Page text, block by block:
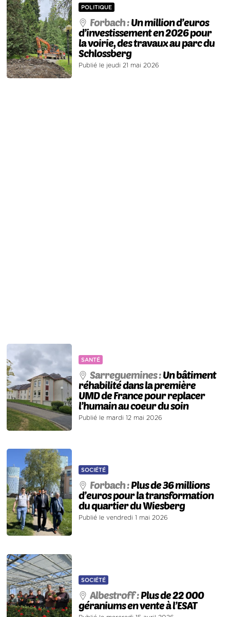
POLITIQUE
Forbach :Un million d’euros
d’investissement en 2026 pour
la voirie, des travaux au parc du
Schlossberg
Publié le jeudi 21 mai 2026
SANTÉ
Sarreguemines :Un bâtiment
réhabilité dans la première
UMD de France pour replacer
l’humain au coeur du soin
Publié le mardi 12 mai 2026
SOCIÉTÉ
Forbach :Plus de 36 millions
d’euros pour la transformation
du quartier du Wiesberg
Publié le vendredi 1 mai 2026
SOCIÉTÉ
Albestroff :Plus de 22 000
géraniums en vente à l’ESAT